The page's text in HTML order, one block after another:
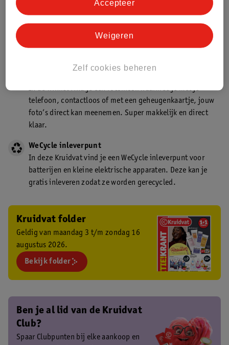
Kruidvat is een gecertificeerd drogist. Dit betekent dat je
In de winkel vind je een fotokiosk waarmee je met je
telefoon, contactloos of met een geheugenkaartje, jouw
foto’s direct kan meenemen. Super makkelijk en direct
klaar.
WeCycle inleverpunt
In deze Kruidvat vind je een WeCycle inleverpunt voor
batterijen en kleine elektrische apparaten. Deze kan je
gratis inleveren zodat ze worden gerecycled.
Kruidvat folder
Geldig van maandag 3 t/m zondag 16
augustus 2026.
Bekijk folder
Ben je al lid van de Kruidvat
Club?
Spaar Clubpunten bij elke aankoop en
Zelf cookies beheren
Weigeren
Accepteer